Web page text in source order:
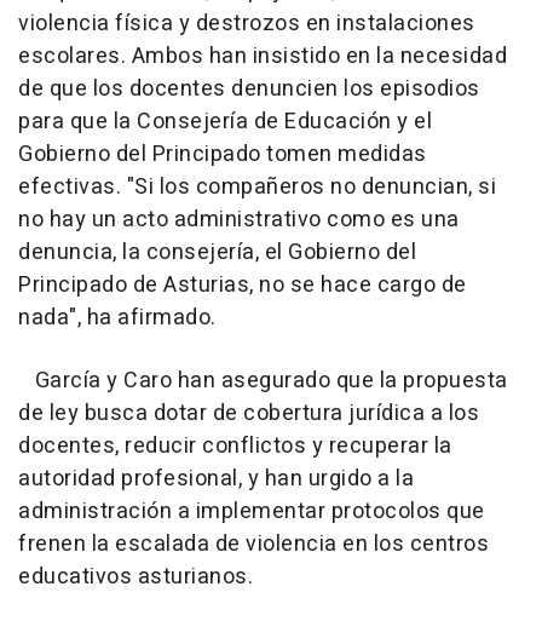
violencia física y destrozos en instalaciones
escolares. Ambos han insistido en la necesidad
de que los docentes denuncien los episodios
para que la Consejería de Educación y el
Gobierno del Principado tomen medidas
efectivas. "Si los compañeros no denuncian, si
no hay un acto administrativo como es una
denuncia, la consejería, el Gobierno del
Principado de Asturias, no se hace cargo de
nada", ha afirmado.
García y Caro han asegurado que la propuesta
de ley busca dotar de cobertura jurídica a los
docentes, reducir conflictos y recuperar la
autoridad profesional, y han urgido a la
administración a implementar protocolos que
frenen la escalada de violencia en los centros
educativos asturianos.